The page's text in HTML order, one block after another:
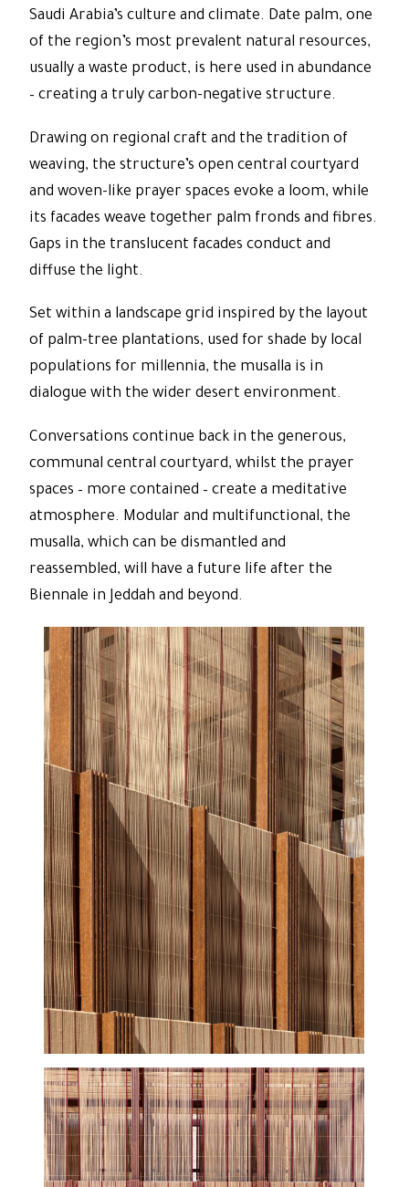
Saudi Arabia’s culture and climate. Date palm, one
of the region’s most prevalent natural resources,
usually a waste product, is here used in abundance
– creating a truly carbon-negative structure.
Drawing on regional craft and the tradition of
weaving, the structure’s open central courtyard
and woven-like prayer spaces evoke a loom, while
its facades weave together palm fronds and fibres.
Gaps in the translucent facades conduct and
diffuse the light.
Set within a landscape grid inspired by the layout
of palm-tree plantations, used for shade by local
populations for millennia, the musalla is in
dialogue with the wider desert environment.
Conversations continue back in the generous,
communal central courtyard, whilst the prayer
spaces – more contained – create a meditative
atmosphere. Modular and multifunctional, the
musalla, which can be dismantled and
reassembled, will have a future life after the
Biennale in Jeddah and beyond.